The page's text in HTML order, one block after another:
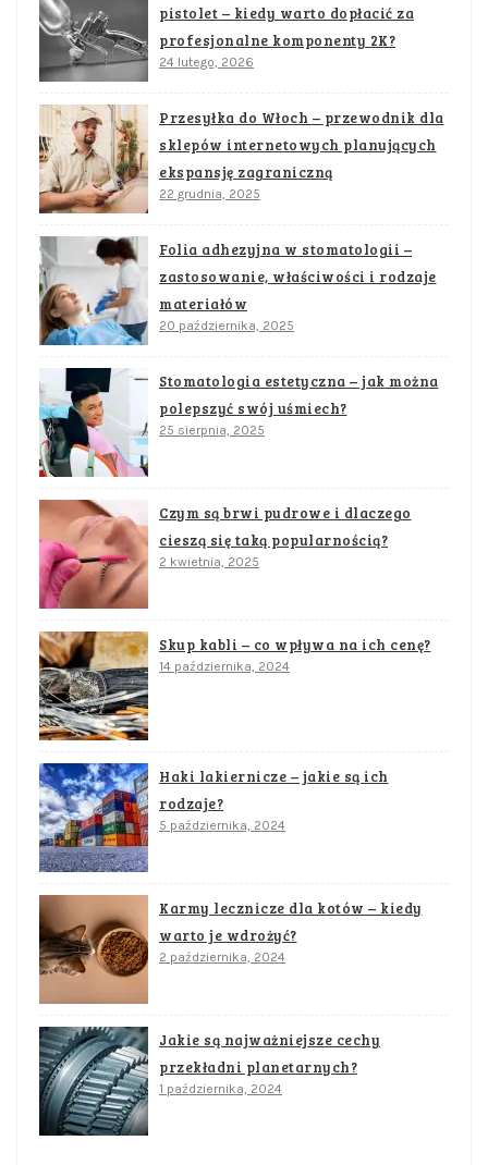
pistolet – kiedy warto dopłacić za
profesjonalne komponenty 2K?
24 lutego, 2026
Przesyłka do Włoch – przewodnik dla
sklepów internetowych planujących
ekspansję zagraniczną
22 grudnia, 2025
Folia adhezyjna w stomatologii –
zastosowanie, właściwości i rodzaje
materiałów
20 października, 2025
Stomatologia estetyczna – jak można
polepszyć swój uśmiech?
25 sierpnia, 2025
Czym są brwi pudrowe i dlaczego
cieszą się taką popularnością?
2 kwietnia, 2025
Skup kabli – co wpływa na ich cenę?
14 października, 2024
Haki lakiernicze – jakie są ich
rodzaje?
5 października, 2024
Karmy lecznicze dla kotów – kiedy
warto je wdrożyć?
2 października, 2024
Jakie są najważniejsze cechy
przekładni planetarnych?
1 października, 2024